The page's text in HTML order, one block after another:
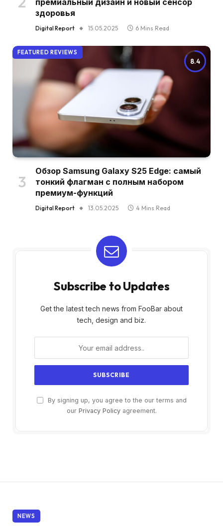
премиальный дизайн и новый сенсор
здоровья
Digital Report 15.05.2025 6 Mins Read
8.4
FEATURED REVIEWS
Обзор Samsung Galaxy S25 Edge: самый
тонкий флагман с полным набором
премиум-функций
Digital Report 13.05.2025 4 Mins Read
Subscribe to Updates
Get the latest tech news from FooBar about
tech, design and biz.
By signing up, you agree to the our terms and
our Privacy Policyagreement.
NEWS